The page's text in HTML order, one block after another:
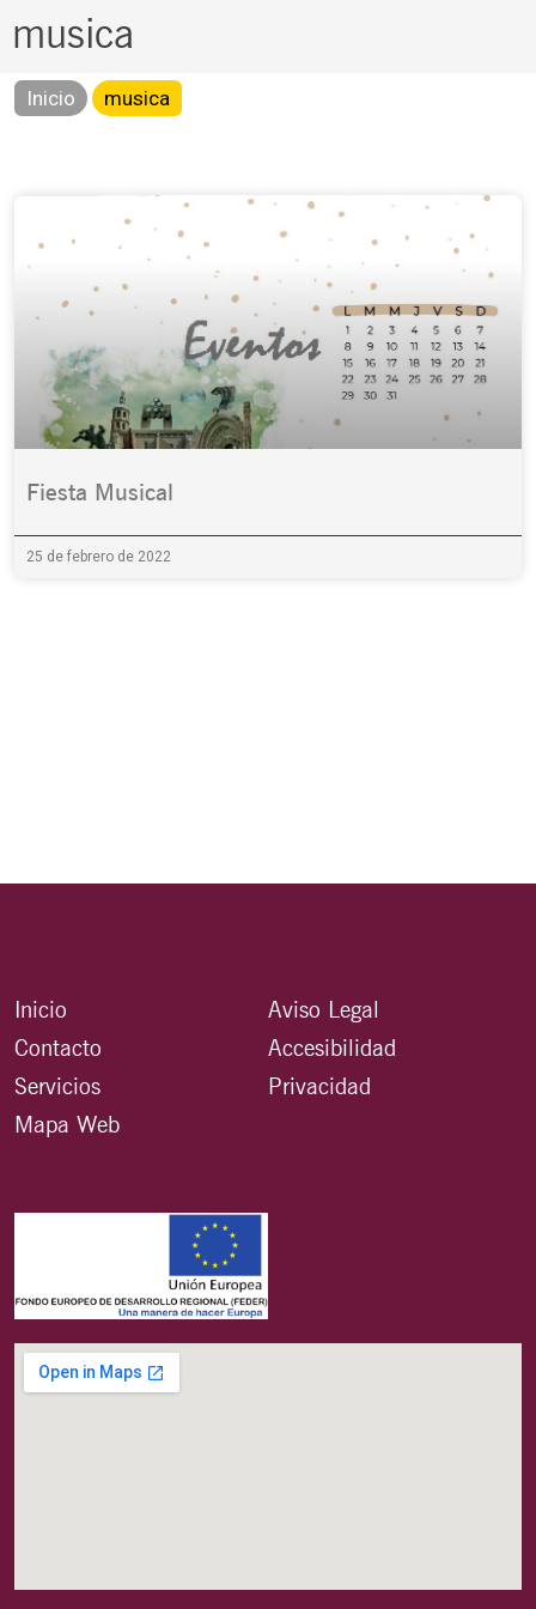
musica
Inicio musica
Fiesta Musical
25 de febrero de 2022
Inicio
Contacto
Servicios
Mapa Web
Aviso Legal
Accesibilidad
Privacidad